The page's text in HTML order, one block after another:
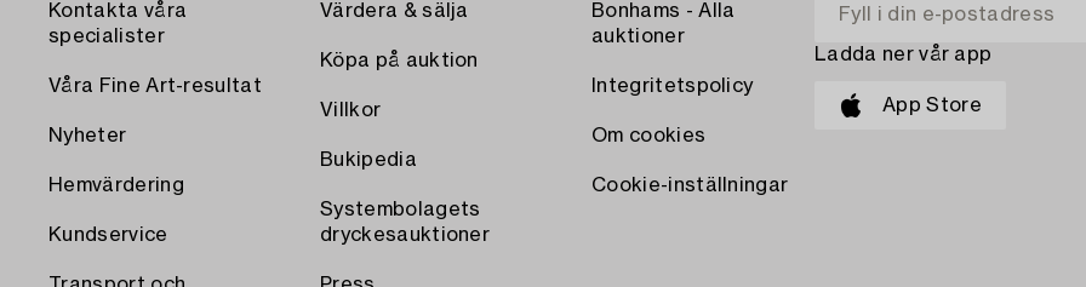
Kontakta våra
specialister
Våra Fine Art-resultat
Nyheter
Hemvärdering
Kundservice
Värdera & sälja
Köpa på auktion
Villkor
Bukipedia
Systembolagets
dryckesauktioner
Bonhams - Alla
auktioner
Integritetspolicy
Om cookies
Cookie-inställningar
Ladda ner vår app
App Store